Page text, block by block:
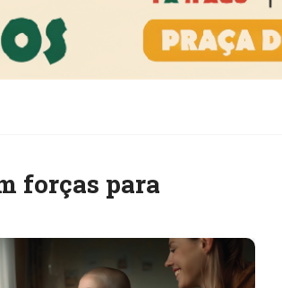
forças para